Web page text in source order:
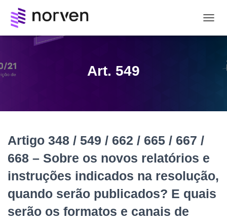
Art. 549
Artigo 348 / 549 / 662 / 665 / 667 /
668 – Sobre os novos relatórios e
instruções indicados na resolução,
quando serão publicados? E quais
serão os formatos e canais de